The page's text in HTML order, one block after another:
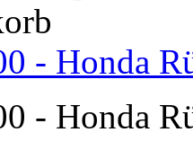
- Honda
- Honda